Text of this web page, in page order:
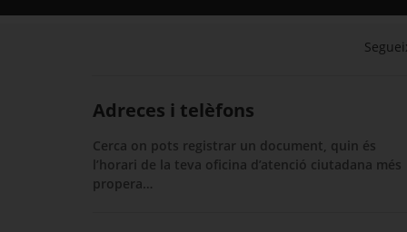
Adreces i telèfons
Cerca on pots registrar un document, quin és
l’horari de la teva oficina d’atenció ciutadana més
propera…